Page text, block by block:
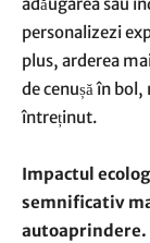
personalizezi
plus, arderea
de cenușă în
întreținut.
Impactul
semnificativ
autoaprindere.